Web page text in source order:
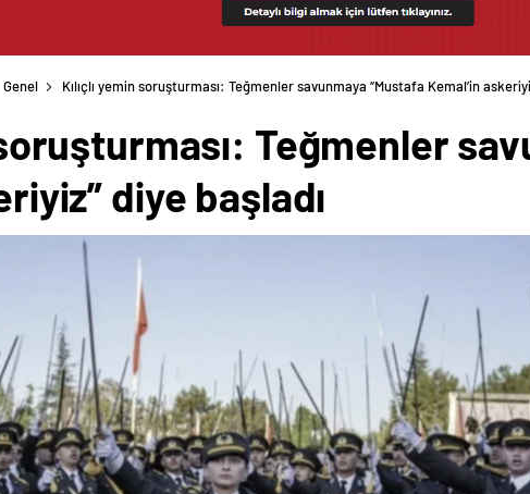
Genel
Kılıçlı yemin soruşturması: Teğmenler savunmaya “Mustafa Kemal’in
soruşturması: Teğmenler
diye başladı